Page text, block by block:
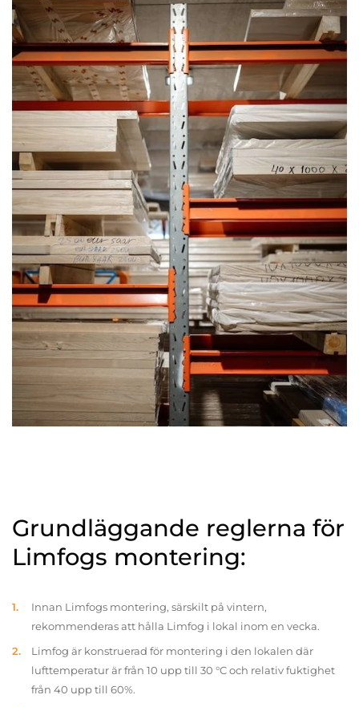
Grundläggande reglerna för
Limfogs montering:
Innan Limfogs montering, särskilt på vintern,
rekommenderas att hålla Limfog i lokal inom en vecka.
Limfog är konstruerad för montering i den lokalen där
lufttemperatur är från 10 upp till 30 °C och relativ fuktighet
från 40 upp till 60%.